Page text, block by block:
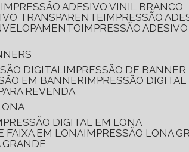
IMPRESSÃO ADESIVO VINIL BRANCO
TRANSPARENTE IMPRESSÃO
IMPRESSÃO
DIGITAL IMPRESSÃO DE
EM BANNER IMPRESSÃO
REVENDA
DIGITAL EM LONA
FAIXA EM LONA IMPRESSÃO LONA
GRANDE